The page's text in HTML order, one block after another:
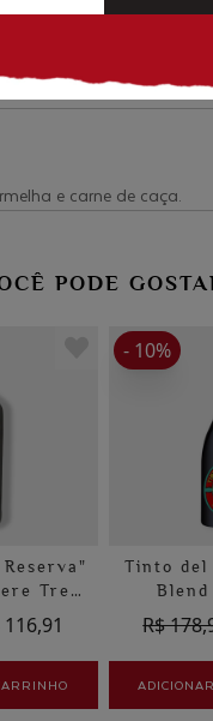
disponíveis a linha
Petit Verdot, Pinot Noir
e carne de caça.
PODE
Tres
116,91
Tinto del
R$
- 10%